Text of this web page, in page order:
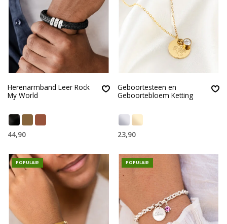
Herenarmband Leer Rock
My World
44,90
Geboortesteen en
Geboortebloem Ketting
23,90
POPULAIR POPULAIR